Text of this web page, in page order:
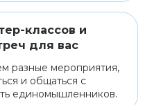
классов и
для вас
разные мероприятия,
и общаться с
единомышленников.